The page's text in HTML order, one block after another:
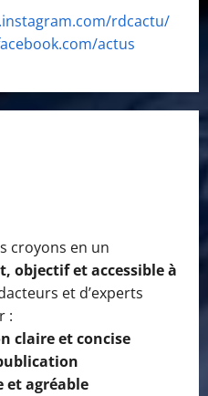
rdcactu/
actus
croyons en un
objectif et accessible à
et d’experts
:
claire et concise
et agréable